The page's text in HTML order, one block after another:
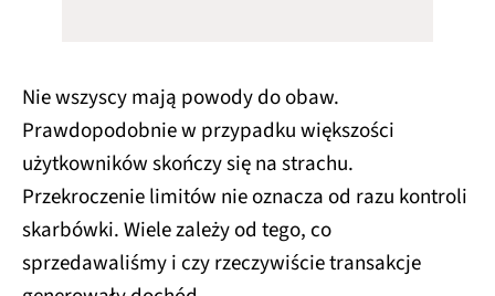
Nie wszyscy mają powody do obaw.
Prawdopodobnie w przypadku większości
użytkowników skończy się na strachu.
Przekroczenie limitów nie oznacza od razu kontroli
skarbówki. Wiele zależy od tego, co
sprzedawaliśmy i czy rzeczywiście transakcje